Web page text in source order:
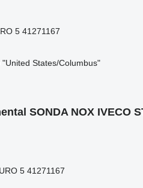
5 41271167
States/Columbus"
SONDA NOX IVECO
5 41271167